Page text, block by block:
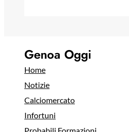
Genoa Oggi
Home
Notizie
Calciomercato
Infortuni